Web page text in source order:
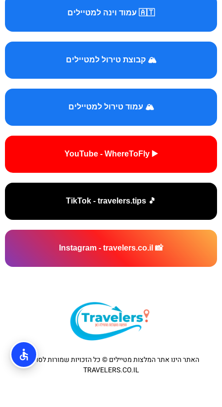
🇦🇹 עמוד וינה למטיילים
🏔️ קבוצת טירול למטיילים
🏔️ עמוד טירול למטיילים
▶️ YouTube - WhereToFly
🎵 TikTok - travelers.tips
📸 Instagram - travelers.co.il
האתר הינו אתר המלצות מטיילים © כל הזכויות שמורות לסוכנות
TRAVELERS.CO.IL